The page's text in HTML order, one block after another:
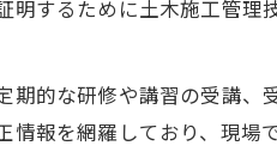
明するために土木施工管
期的な研修や講習の受講
情報を網羅しており、現場